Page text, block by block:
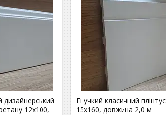
дизайнерський
12х100,
Гнучкий класичний плінтус
15х160, довжина 2,0 м